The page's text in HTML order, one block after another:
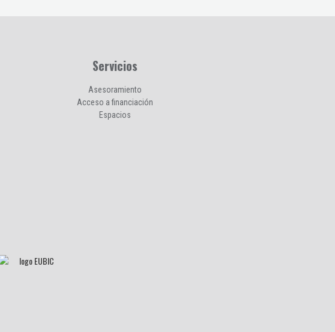
Servicios
Asesoramiento
Acceso a financiación
Espacios